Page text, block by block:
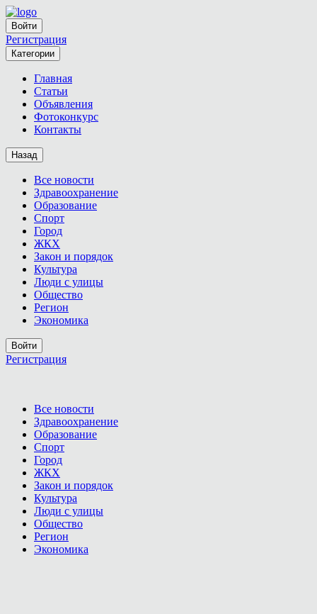
Войти
Регистрация
Категории
Главная
Статьи
Объявления
Фотоконкурс
Контакты
Назад
Все новости
Здравоохранение
Образование
Спорт
Город
ЖКХ
Закон и порядок
Культура
Люди с улицы
Общество
Регион
Экономика
Войти
Регистрация
Все новости
Здравоохранение
Образование
Спорт
Город
ЖКХ
Закон и порядок
Культура
Люди с улицы
Общество
Регион
Экономика